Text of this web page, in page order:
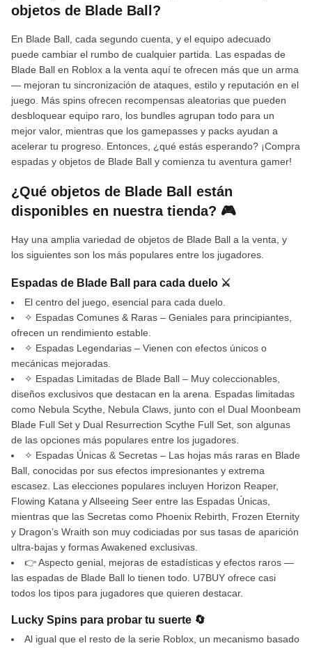
objetos de Blade Ball?
En Blade Ball, cada segundo cuenta, y el equipo adecuado
puede cambiar el rumbo de cualquier partida. Las espadas de
Blade Ball en Roblox a la venta aquí te ofrecen más que un arma
— mejoran tu sincronización de ataques, estilo y reputación en el
juego. Más spins ofrecen recompensas aleatorias que pueden
desbloquear equipo raro, los bundles agrupan todo para un
mejor valor, mientras que los gamepasses y packs ayudan a
acelerar tu progreso. Entonces, ¿qué estás esperando? ¡Compra
espadas y objetos de Blade Ball y comienza tu aventura gamer!
¿Qué objetos de Blade Ball están
disponibles en nuestra tienda? 🎮
Hay una amplia variedad de objetos de Blade Ball a la venta, y
los siguientes son los más populares entre los jugadores.
Espadas de Blade Ball para cada duelo ⚔️
El centro del juego, esencial para cada duelo.
✧ Espadas Comunes & Raras – Geniales para principiantes,
ofrecen un rendimiento estable.
✧ Espadas Legendarias – Vienen con efectos únicos o
mecánicas mejoradas.
✧ Espadas Limitadas de Blade Ball – Muy coleccionables,
diseños exclusivos que destacan en la arena. Espadas limitadas
como Nebula Scythe, Nebula Claws, junto con el Dual Moonbeam
Blade Full Set y Dual Resurrection Scythe Full Set, son algunas
de las opciones más populares entre los jugadores.
✧ Espadas Únicas & Secretas – Las hojas más raras en Blade
Ball, conocidas por sus efectos impresionantes y extrema
escasez. Las elecciones populares incluyen Horizon Reaper,
Flowing Katana y Allseeing Seer entre las Espadas Únicas,
mientras que las Secretas como Phoenix Rebirth, Frozen Eternity
y Dragon’s Wraith son muy codiciadas por sus tasas de aparición
ultra-bajas y formas Awakened exclusivas.
👉 Aspecto genial, mejoras de estadísticas y efectos raros —
las espadas de Blade Ball lo tienen todo. U7BUY ofrece casi
todos los tipos para jugadores que quieren destacar.
Lucky Spins para probar tu suerte 🔄
Al igual que el resto de la serie Roblox, un mecanismo basado